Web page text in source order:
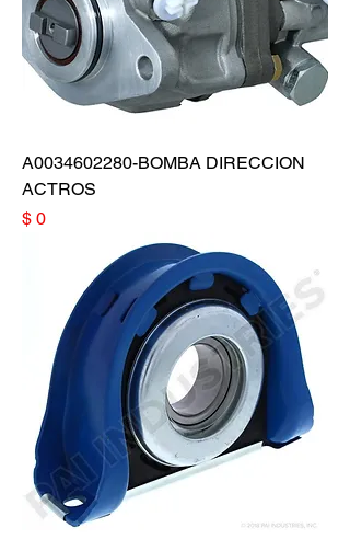
A0034602280-BOMBA DIRECCION
ACTROS
Precio
$ 0